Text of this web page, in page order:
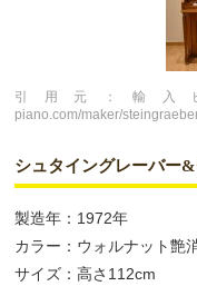
引用元：輸入ピア
piano.com/maker/
シュタイングレーバー
製造年：1972年
カラー：ウォルナット艶
サイズ：高さ112cm